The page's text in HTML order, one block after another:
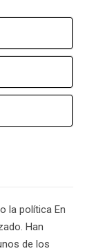
la política En
Han
de los